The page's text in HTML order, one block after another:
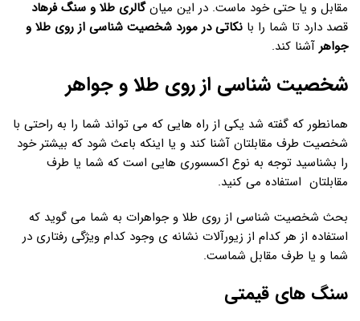
مقابل و یا حتی خود ماست. در این میانگالری طلا و سنگ فرهاد
قصد دارد تا شما را با نکاتی در مورد شخصیت شناسی از روی طلا و
جواهر آشنا کند.
شخصیت شناسی از روی طلا و جواهر
همانطور که گفته شد یکی از راه هایی که می تواند شما را به راحتی با
شخصیت طرف مقابلتان آشنا کند و یا اینکه باعث شود که بیشتر خود
را بشناسید توجه به نوع اکسسوری هایی است که شما یا طرف
مقابلتان استفاده می کنید.
بحث شخصیت شناسی از روی طلا و جواهرات به شما می گوید که
استفاده از هر کدام از زیورآلات نشانه ی وجود کدام ویژگی رفتاری در
شما و یا طرف مقابل شماست.
سنگ های قیمتی